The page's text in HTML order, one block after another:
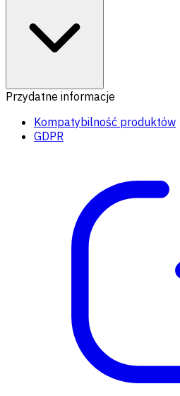
Przydatne informacje
Kompatybilność produktów
GDPR